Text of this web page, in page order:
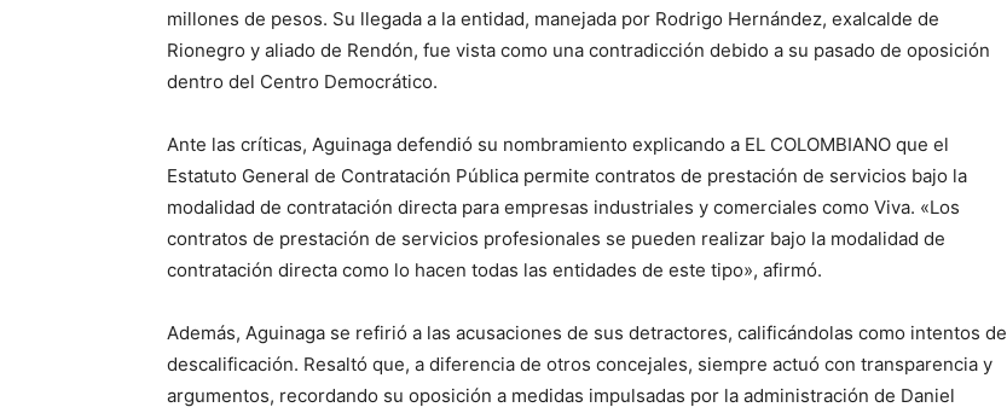
millones de pesos. Su llegada a la entidad, manejada por Rodrigo Hernández, exalcalde de
Rionegro y aliado de Rendón, fue vista como una contradicción debido a su pasado de oposición
dentro del Centro Democrático.
Ante las críticas, Aguinaga defendió su nombramiento explicando a EL COLOMBIANO que el
Estatuto General de Contratación Pública permite contratos de prestación de servicios bajo la
modalidad de contratación directa para empresas industriales y comerciales como Viva. «Los
contratos de prestación de servicios profesionales se pueden realizar bajo la modalidad de
contratación directa como lo hacen todas las entidades de este tipo», afirmó.
Además, Aguinaga se refirió a las acusaciones de sus detractores, calificándolas como intentos de
descalificación. Resaltó que, a diferencia de otros concejales, siempre actuó con transparencia y
argumentos, recordando su oposición a medidas impulsadas por la administración de Daniel